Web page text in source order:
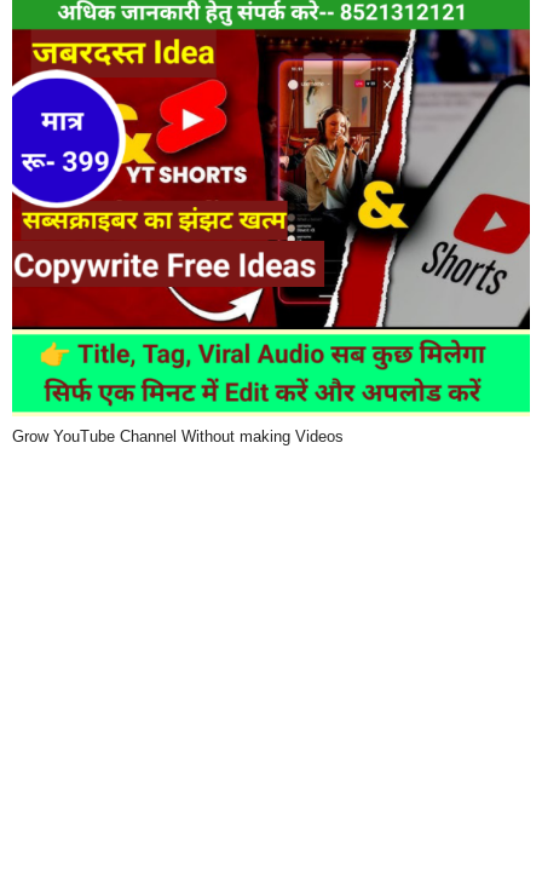
Grow YouTube Channel Without making Videos